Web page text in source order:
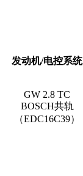
发动机/电控系统
GW 2.8 TC
BOSCH共轨
（EDC16C39）